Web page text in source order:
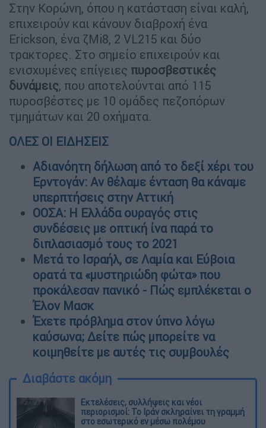
Στην Κορώνη, όπου η κατάσταση είναι καλή,
επιχειρούν και κάνουν διαβροχή ένα
Erickson, ένα ζMi8, 2 VL215 και δύο
τρακτορες. Στο σημείο επιχειρούν και
ενισχυμένες επίγειες πυροσβεστικές
δυνάμεις, που αποτελούνται από 115
πυροσβέστες με 10 ομάδες πεζοπόρων
τμημάτων και 20 οχήματα.
ΟΛΕΣ ΟΙ ΕΙΔΗΣΕΙΣ
Αδιανόητη δήλωση από το δεξί χέρι του
Ερντογάν: Αν θέλαμε ένταση θα κάναμε
υπερπτήσεις στην Αττική
ΟΟΣΑ: Η Ελλάδα ουραγός στις
συνδέσεις με οπτική ίνα παρά το
διπλασιασμό τους το 2021
Μετά το Ισραήλ, σε Λαμία και Εύβοια
ορατά τα «μυστηριώδη φώτα» που
προκάλεσαν πανικό - Πώς εμπλέκεται ο
Έλον Μασκ
Έχετε πρόβλημα στον ύπνο λόγω
καύσωνα; Δείτε πώς μπορείτε να
κοιμηθείτε με αυτές τις συμβουλές
Διαβάστε ακόμη
Εκτελέσεις, συλλήψεις και νέοι
περιορισμοί: Το Ιράν σκληραίνει τη γραμμή
στο εσωτερικό εν μέσω πολέμου